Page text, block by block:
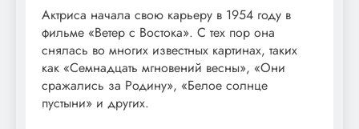
Актриса начала свою карьеру в 1954 году в
фильме «Ветер с Востока». С тех пор она
снялась во многих известных картинах, таких
как «Семнадцать мгновений весны», «Они
сражались за Родину», «Белое солнце
пустыни» и других.